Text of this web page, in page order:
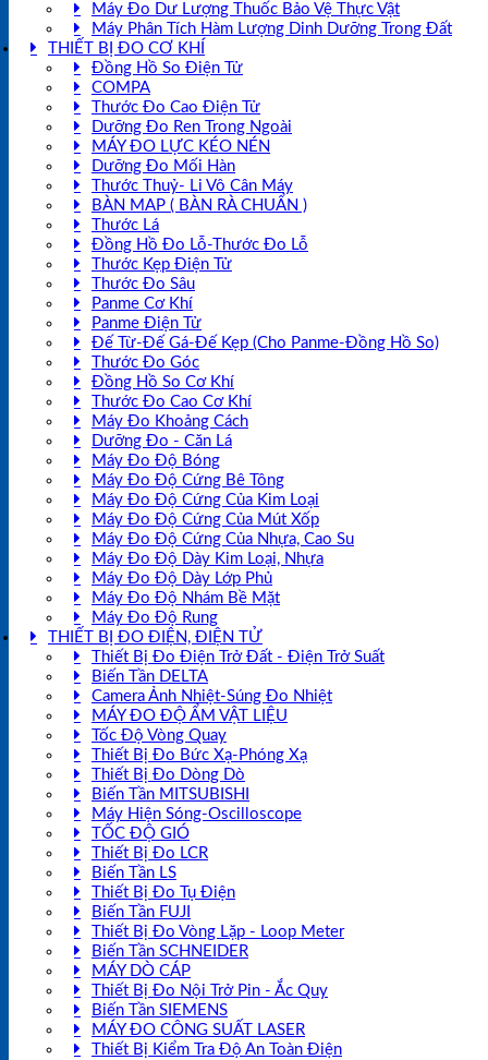
Máy Đo Dư Lượng Thuốc Bảo Vệ Thực Vật
Máy Phân Tích Hàm Lượng Dinh Dưỡng Trong Đất
THIẾT BỊ ĐO CƠ KHÍ
Đồng Hồ So Điện Tử
COMPA
Thước Đo Cao Điện Tử
Dưỡng Đo Ren Trong Ngoài
MÁY ĐO LỰC KÉO NÉN
Dưỡng Đo Mối Hàn
Thước Thuỷ- Li Vô Cân Máy
BÀN MAP ( BÀN RÀ CHUẨN )
Thước Lá
Đồng Hồ Đo Lỗ-Thước Đo Lỗ
Thước Kẹp Điện Tử
Thước Đo Sâu
Panme Cơ Khí
Panme Điện Tử
Đế Từ-Đế Gá-Đế Kẹp (Cho Panme-Đồng Hồ So)
Thước Đo Góc
Đồng Hồ So Cơ Khí
Thước Đo Cao Cơ Khí
Máy Đo Khoảng Cách
Dưỡng Đo - Căn Lá
Máy Đo Độ Bóng
Máy Đo Độ Cứng Bê Tông
Máy Đo Độ Cứng Của Kim Loại
Máy Đo Độ Cứng Của Mút Xốp
Máy Đo Độ Cứng Của Nhựa, Cao Su
Máy Đo Độ Dày Kim Loại, Nhựa
Máy Đo Độ Dày Lớp Phủ
Máy Đo Độ Nhám Bề Mặt
Máy Đo Độ Rung
THIẾT BỊ ĐO ĐIỆN, ĐIỆN TỬ
Thiết Bị Đo Điện Trở Đất - Điện Trở Suất
Biến Tần DELTA
Camera Ảnh Nhiệt-Súng Đo Nhiệt
MÁY ĐO ĐỘ ẨM VẬT LIỆU
Tốc Độ Vòng Quay
Thiết Bị Đo Bức Xạ-Phóng Xạ
Thiết Bị Đo Dòng Dò
Biến Tần MITSUBISHI
Máy Hiện Sóng-Oscilloscope
TỐC ĐỘ GIÓ
Thiết Bị Đo LCR
Biến Tần LS
Thiết Bị Đo Tụ Điện
Biến Tần FUJI
Thiết Bị Đo Vòng Lặp - Loop Meter
Biến Tần SCHNEIDER
MÁY DÒ CÁP
Thiết Bị Đo Nội Trở Pin - Ắc Quy
Biến Tần SIEMENS
MÁY ĐO CÔNG SUẤT LASER
Thiết Bị Kiểm Tra Độ An Toàn Điện